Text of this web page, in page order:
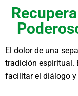
El dolor de una
tradición espiritual.
facilitar el diálogo